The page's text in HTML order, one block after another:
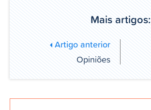
Mais artigos:
Artigo anterior
Opiniões